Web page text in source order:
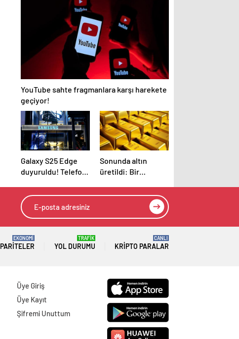
İşte tüm yenilikler
edecek
YouTube sahte fragmanlara karşı harekete
geçiyor!
Galaxy S25 Edge
duyuruldu! Telefon
ya batarya?
Sonunda altın
üretildi: Bir
tarihi değiştirdiler
PARITELER
EKONOMİ
YOL DURUMU
TRAFİK
KRIPTO PARALAR
CANLI
Üye Giriş
Üye Kayıt
Şifremi Unuttum